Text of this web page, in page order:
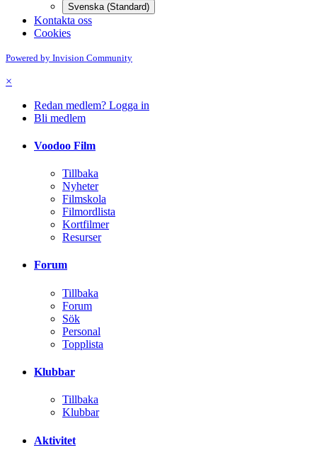
Svenska (Standard)
Kontakta oss
Cookies
Powered by Invision Community
×
Redan medlem? Logga in
Bli medlem
Voodoo Film
Tillbaka
Nyheter
Filmskola
Filmordlista
Kortfilmer
Resurser
Forum
Tillbaka
Forum
Sök
Personal
Topplista
Klubbar
Tillbaka
Klubbar
Aktivitet